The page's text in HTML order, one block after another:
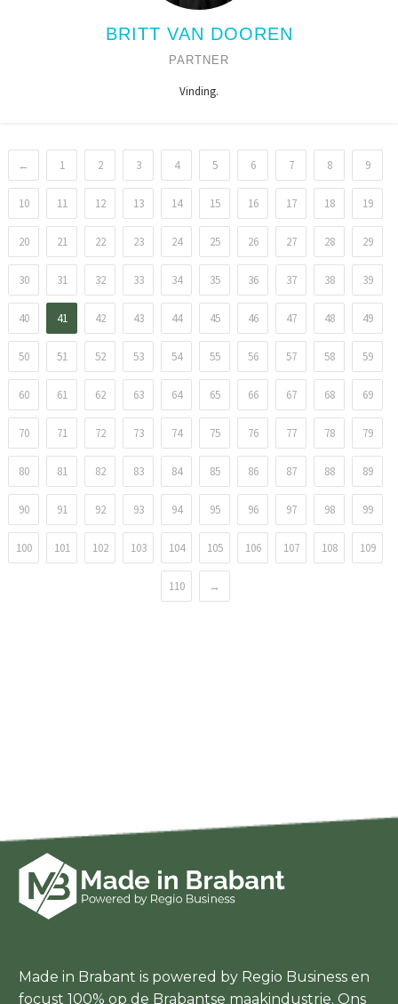
BRITT VAN DOOREN
PARTNER
Vinding.
← 1 2 3 4 5 6 7 8 9
10 11 12 13 14 15 16 17 18 19
20 21 22 23 24 25 26 27 28 29
30 31 32 33 34 35 36 37 38 39
40 41 42 43 44 45 46 47 48 49
50 51 52 53 54 55 56 57 58 59
60 61 62 63 64 65 66 67 68 69
70 71 72 73 74 75 76 77 78 79
80 81 82 83 84 85 86 87 88 89
90 91 92 93 94 95 96 97 98 99
100 101 102 103 104 105 106 107 108 109
110 →
Made in Brabant is powered by Regio Business en
focust 100% op de Brabantse maakindustrie. Ons